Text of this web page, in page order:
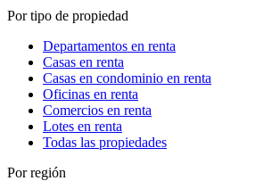
Por tipo de propiedad
Departamentos en renta
Casas en renta
Casas en condominio en renta
Oficinas en renta
Comercios en renta
Lotes en renta
Todas las propiedades
Por región